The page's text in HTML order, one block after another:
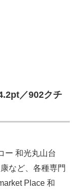
／902クチ
ー 和光丸山台
など、各種専門
Place 和